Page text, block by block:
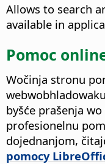
Allows to search
available in
Pomoc
Wočinja stronu
byšće prašenja
profesionelnu
dojednanjom,
pomocy